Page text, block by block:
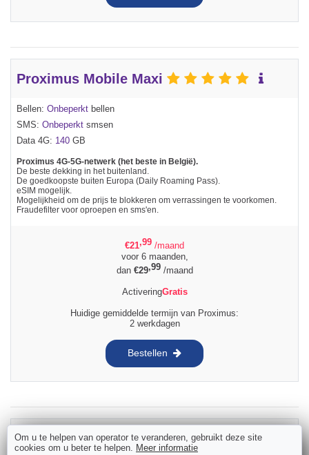
Proximus Mobile Maxi
Bellen: Onbeperkt bellen
SMS: Onbeperkt smsen
Data 4G: 140 GB
Proximus 4G-5G-netwerk (het beste in België).
De beste dekking in het buitenland.
De goedkoopste buiten Europa (Daily Roaming Pass).
eSIM mogelijk.
Mogelijkheid om de prijs te blokkeren om verrassingen te voorkomen.
Fraudefilter voor oproepen en sms'en.
€21,99 /maand
voor 6 maanden,
dan €29,99/maand
ActiveringGratis
Huidige gemiddelde termijn van Proximus:
2 werkdagen
Bestellen
BASE BASE 39
Om u te helpen van operator te veranderen, gebruikt deze site
cookies om u beter te helpen. Meer informatie